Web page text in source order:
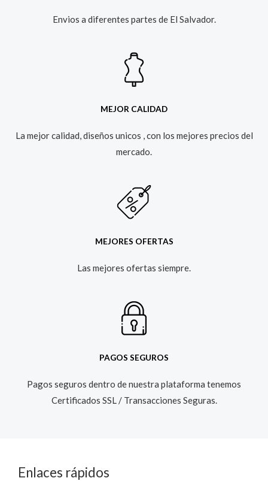
Envios a diferentes partes de El Salvador.​
MEJOR CALIDAD
La mejor calidad, diseños unicos , con los mejores precios del
mercado.​
MEJORES OFERTAS
Las mejores ofertas siempre.​
PAGOS SEGUROS
Pagos seguros dentro de nuestra plataforma tenemos
Certificados SSL / Transacciones Seguras.​
Enlaces rápidos